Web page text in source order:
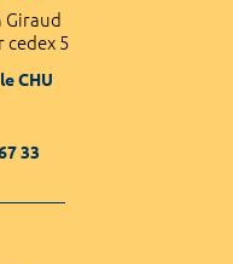
Giraud
cedex 5
CHU
33